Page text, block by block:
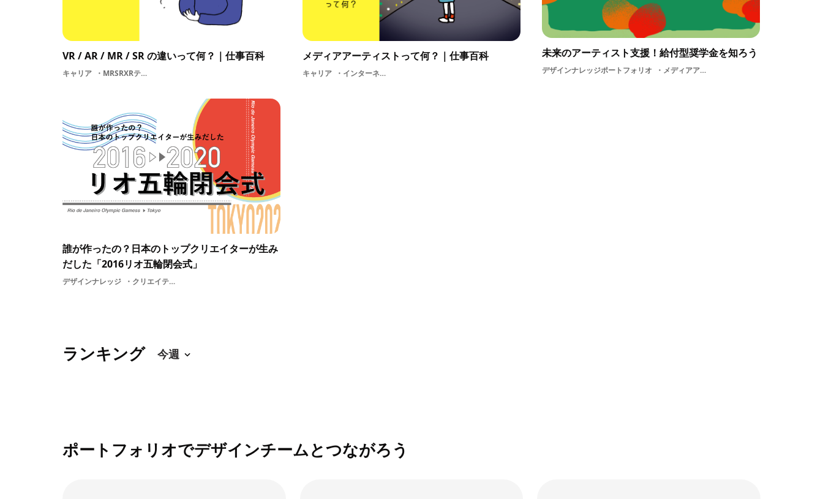
VR / AR / MR / SR の違いって何？｜仕事百科
キャリア MRSRXRテクノロジーメディアメディアアートARメディアアーティストVR / AR / MR / SR
メディアアーティストって何？｜仕事百科
キャリア インターネットアートメディアアーティストCGアーティストアイデアアウトプットイノベーション
未来のアーティスト支援！給付型奨学金を知ろう
デザインナレッジポートフォリオ メディアアーティストゲームイラスト支援グラフィックデザイナーソーシャルゲームプロダクトデザイングラフィックソーシャルデザインデザインイラストレーターディスプレイデザインアートゲームデザイナーブックデザインプロダクトプログラミングデジタルイラストアーティストプロデューサーファインアートガラスペインターお金ガラスアートメディア奨学金ガラス造形制度プロダクトデザイナーグラフィックデザイン学生
誰が作ったの？日本のトップクリエイターが生み
だした「2016リオ五輪閉会式」
デザインナレッジ クリエイティブディレクターリオ五輪企画演出衣装証明音楽リオ五輪閉会式ARメディアアーティスト
ランキング
ポートフォリオでデザインチームとつながろう